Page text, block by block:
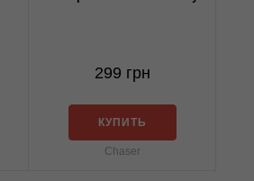
299 грн
КУПИТЬ
Chaser